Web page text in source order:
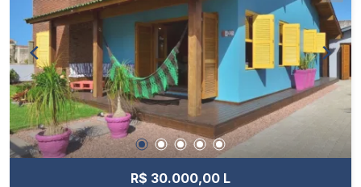
R$ 30.000,00 L